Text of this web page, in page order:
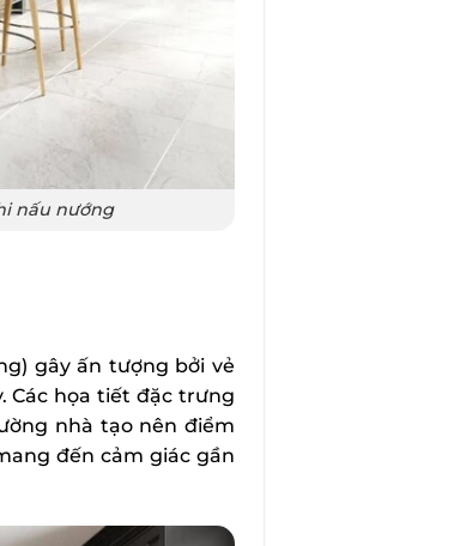
nấu nướng
gây ấn tượng bởi vẻ
Các họa tiết đặc trưng
nhà tạo nên điểm
đến cảm giác gần